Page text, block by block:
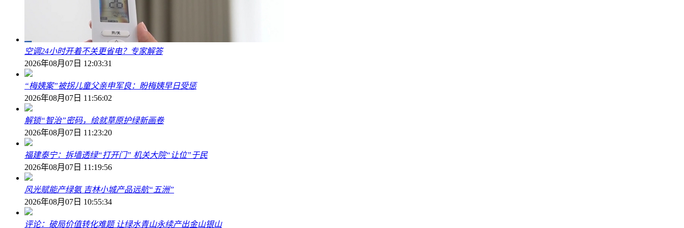
空调24小时开着不关更省电？专家解答
2026年08月07日 12:03:31
“梅姨案”被拐儿童父亲申军良：盼梅姨早日受惩
2026年08月07日 11:56:02
解锁“智治”密码，绘就草原护绿新画卷
2026年08月07日 11:23:20
福建泰宁：拆墙透绿“打开门” 机关大院“让位”于民
2026年08月07日 11:19:56
风光赋能产绿氨 吉林小城产品远航“五洲”
2026年08月07日 10:55:34
评论：破局价值转化难题 让绿水青山永续产出金山银山